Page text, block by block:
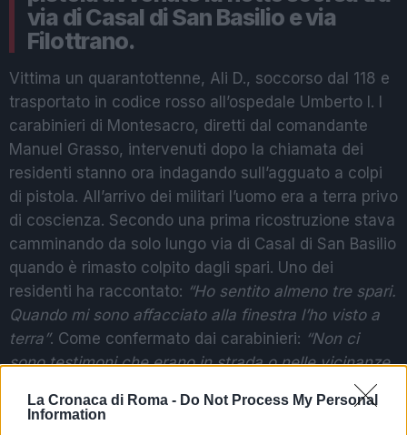
La Cronaca di Roma - Do Not Process My Personal
Information
via di Casal di San Basilio e via
Filottrano.
Vittima un quarantottenne, Ali D., soccorso dal 118 e
trasportato in codice rosso all’ospedale Umberto I. I
carabinieri di Montesacro, diretti dal comandante
Manuel Grasso, intervenuti dopo la chiamata dei
residenti stanno ora indagando sull’agguato a colpi
di pistola. All’arrivo dei militari l’uomo era a terra privo
di coscienza. Secondo una prima ricostruzione stava
camminando da solo lungo via di Casal di San Basilio
quando è rimasto colpito dagli spari. Uno dei
residenti ha raccontato: “Ho sentito almeno tre spari.
Quando mi sono affacciato alla finestra l’ho visto a
terra”. Come confermato dai carabinieri: “Non ci
sono testimoni che erano in strada o nelle vicinanze
. Nelle prossime ore saranno controllate
alcune telecamere di video sorveglianza che